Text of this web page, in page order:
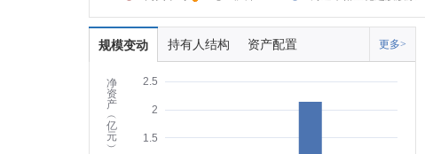
规模变动 持有人结构 资产配置 更多>
净
资
产
︵
亿
元
︶
1.5
2
2.5